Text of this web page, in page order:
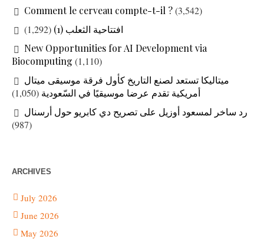
Comment le cerveau compte-t-il ?(3,542)
افتتاحية الثعلب (1)
(1,292)
New Opportunities for AI Development via
Biocomputing (1,110)
ميتاليكا تستعد لصنع التاريخ كأول فرقة موسيقى ميتال
أمريكية تقدم عرضا موسيقيًا في السّعودية (1,050)
رد ساخر لمسعود أوزيل على تصريح دي كابريو حول أرسنال
(987)
ARCHIVES
July 2026
June 2026
May 2026